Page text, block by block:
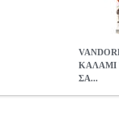
ΚΑΛΑΜΙ
ΣΑ...